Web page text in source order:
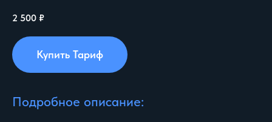
2 500 ₽
Купить Тариф
Подробное описание: